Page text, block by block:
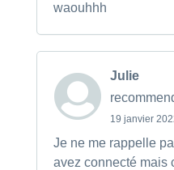
waouhhh
Julie
19 janvier
Je ne me rappelle
avez connecté mais